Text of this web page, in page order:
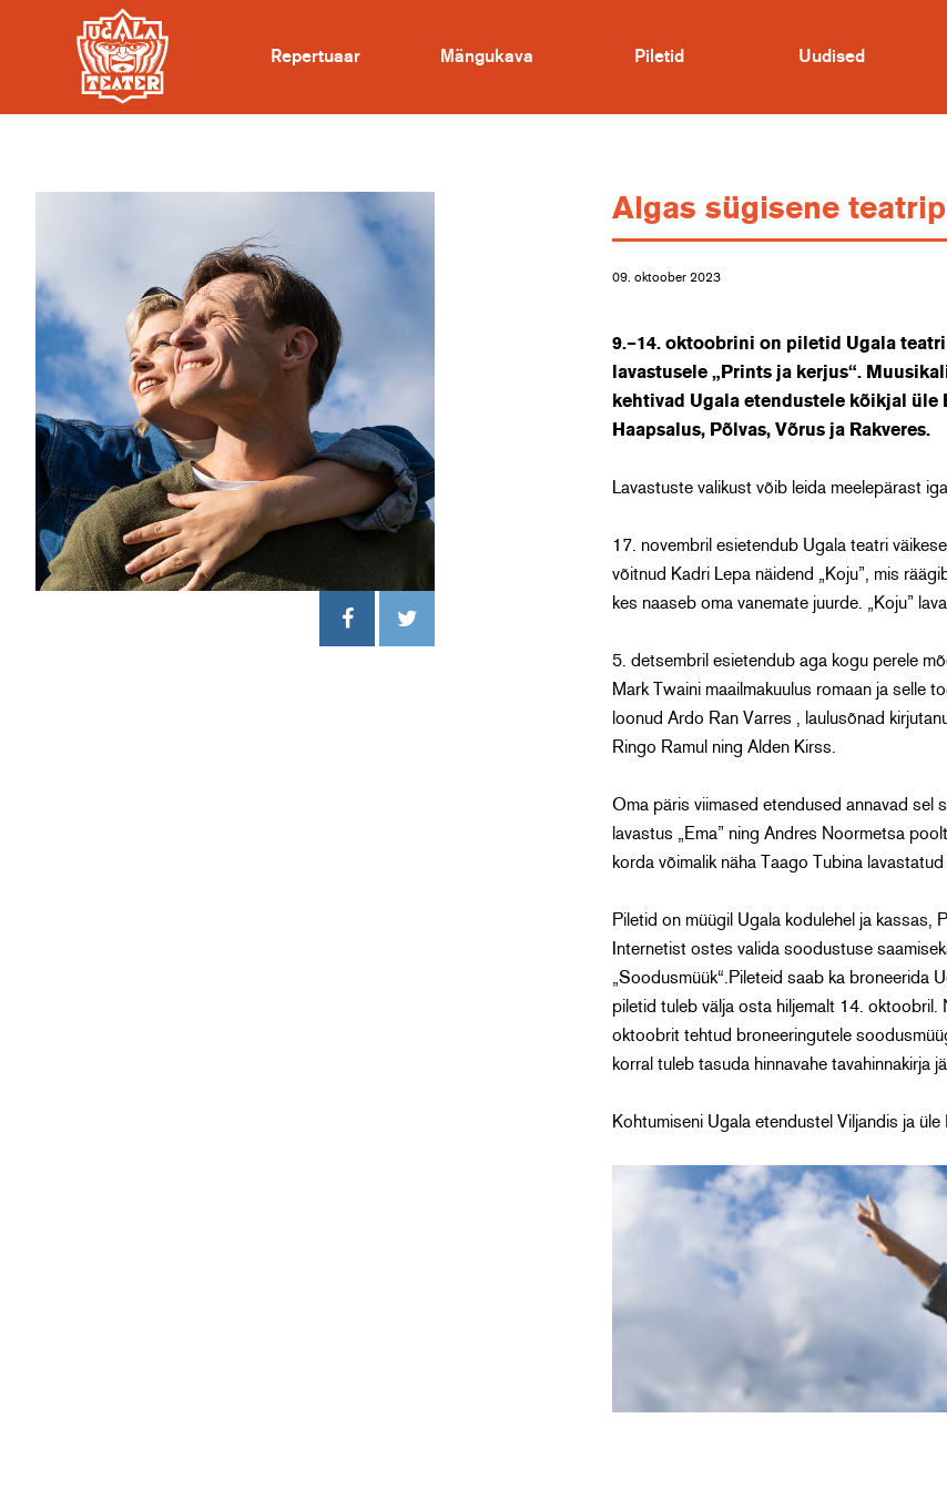
Repertuaar Mängukava Piletid Uudised
Algas sügisene
09. oktoober 2023
9.–14. oktoobrini on piletid Ugala
lavastusele „Prints ja kerjus“.
kehtivad Ugala etendustele kõikjal üle
Haapsalus, Põlvas, Võrus ja Rakveres.
Lavastuste valikust võib leida meelepärast
17. novembril esietendub Ugala teatri
võitnud Kadri Lepa näidend „Koju”, mis
kes naaseb oma vanemate juurde. „Koju”
5. detsembril esietendub aga kogu perele
Mark Twaini maailmakuulus romaan ja selle
loonud Ardo Ran Varres , laulusõnad
Ringo Ramul ning Alden Kirss.
Oma päris viimased etendused annavad sel
lavastus „Ema” ning Andres Noormetsa
korda võimalik näha Taago Tubina lavastatud
Piletid on müügil Ugala kodulehel ja kassas,
Internetist ostes valida soodustuse
„Soodusmüük“.Pileteid saab ka broneerida
piletid tuleb välja osta hiljemalt 14. oktoobril.
oktoobrit tehtud broneeringutele
korral tuleb tasuda hinnavahe tavahinnakirja
Kohtumiseni Ugala etendustel Viljandis ja üle